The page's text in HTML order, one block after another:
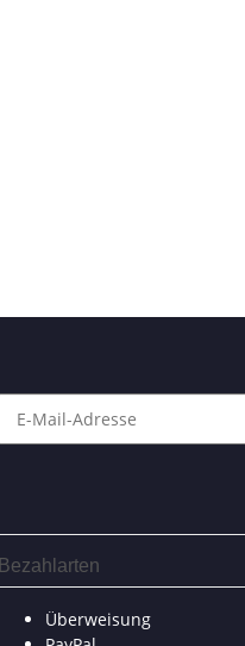
Bezahlarten
Überweisung